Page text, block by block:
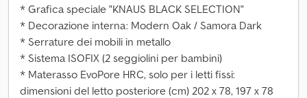
* Grafica speciale "KNAUS BLACK SELECTION"
* Decorazione interna: Modern Oak / Samora Dark
* Serrature dei mobili in metallo
* Sistema ISOFIX (2 seggiolini per bambini)
* Materasso EvoPore HRC, solo per i letti fissi:
dimensioni del letto posteriore (cm) 202 x 78, 197 x 78